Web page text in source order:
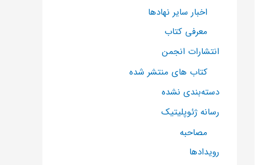
اخبار سایر نهادها
معرفی کتاب
انتشارات انجمن
کتاب های منتشر شده
دسته‌بندی نشده
رسانه ژئوپلیتیک
مصاحبه
رویدادها